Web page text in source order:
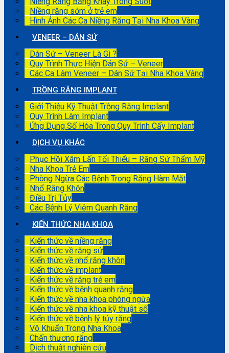
Niềng răng sớm ở trẻ em
Hình Ảnh Các Ca Niềng Răng Tại Nha Khoa Vàng
VENEER – DÁN SỨ
Dán Sứ – Veneer Là Gì ?
Quy Trình Thực Hiện Dán Sứ – Veneer
Các Ca Làm Veneer – Dán Sứ Tại Nha Khoa Vàng
TRỒNG RĂNG IMPLANT
Giới Thiệu Kỹ Thuật Trồng Răng Implant
Quy Trình Làm Implant
Ứng Dụng Số Hóa Trong Quy Trình Cấy Implant
DỊCH VỤ KHÁC
Phục Hồi Xâm Lấn Tối Thiểu – Răng Sứ Thẩm Mỹ
Nha Khoa Trẻ Em
Phòng Ngừa Các Bệnh Trong Răng Hàm Mặt
Nhổ Răng Khôn
Điều Trị Tủy
Các Bệnh Lý Viêm Quanh Răng
KIẾN THỨC NHA KHOA
Kiến thức về niềng răng
Kiến thức về răng sứ
Kiến thức về nhổ răng khôn
Kiến thức về implant
Kiến thức về răng trẻ em
Kiến thức về bệnh quanh răng
Kiến thức về nha khoa phòng ngừa
Kiến thức về nha khoa kỹ thuật số
Kiến thức về bệnh lý tủy răng
Vô Khuẩn Trong Nha Khoa
Chấn thương răng
Dịch thuật nghiên cứu